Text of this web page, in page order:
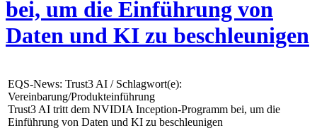
bei, um die Einführung von
Daten und KI zu beschleunigen
EQS-News: Trust3 AI / Schlagwort(e):
Vereinbarung/Produkteinführung
Trust3 AI tritt dem NVIDIA Inception-Programm bei, um die
Einführung von Daten und KI zu beschleunigen